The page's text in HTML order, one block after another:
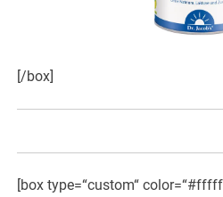
[/box]
[box type=“custom“